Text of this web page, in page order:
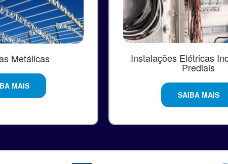
Metálicas
MAIS
Instalações Elétricas
Prediais
SAIBA MAIS